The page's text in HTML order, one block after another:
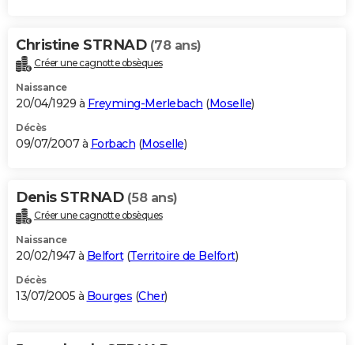
Christine STRNAD (78 ans)
Créer une cagnotte obsèques
Naissance
20/04/1929 à Freyming-Merlebach (Moselle)
Décès
09/07/2007 à Forbach (Moselle)
Denis STRNAD (58 ans)
Créer une cagnotte obsèques
Naissance
20/02/1947 à Belfort(Territoire de Belfort)
Décès
13/07/2005 à Bourges (Cher)